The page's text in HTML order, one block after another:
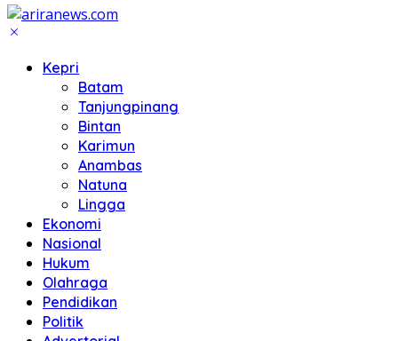
Kepri
Batam
Tanjungpinang
Bintan
Karimun
Anambas
Natuna
Lingga
Ekonomi
Nasional
Hukum
Olahraga
Pendidikan
Politik